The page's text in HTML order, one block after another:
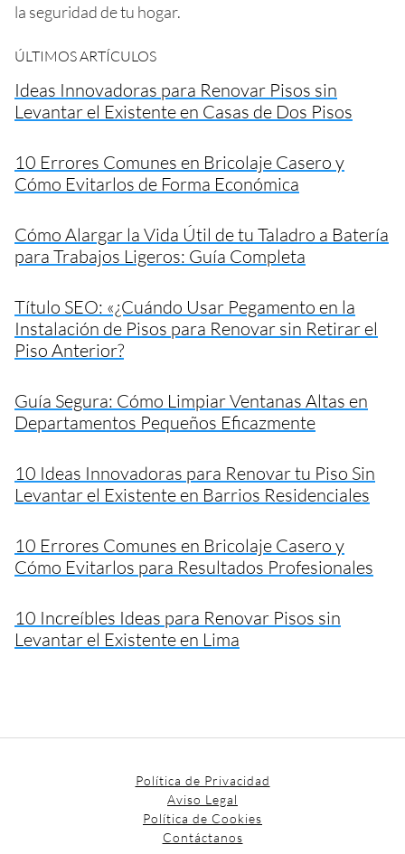
la seguridad de tu hogar.
ÚLTIMOS ARTÍCULOS
Ideas Innovadoras para Renovar Pisos sin
Levantar el Existente en Casas de Dos Pisos
10 Errores Comunes en Bricolaje Casero y
Cómo Evitarlos de Forma Económica
Cómo Alargar la Vida Útil de tu Taladro a Batería
para Trabajos Ligeros: Guía Completa
Título SEO: «¿Cuándo Usar Pegamento en la
Instalación de Pisos para Renovar sin Retirar el
Piso Anterior?
Guía Segura: Cómo Limpiar Ventanas Altas en
Departamentos Pequeños Eficazmente
10 Ideas Innovadoras para Renovar tu Piso Sin
Levantar el Existente en Barrios Residenciales
10 Errores Comunes en Bricolaje Casero y
Cómo Evitarlos para Resultados Profesionales
10 Increíbles Ideas para Renovar Pisos sin
Levantar el Existente en Lima
Política de Privacidad
Aviso Legal
Política de Cookies
Contáctanos